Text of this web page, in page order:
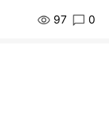
97 0